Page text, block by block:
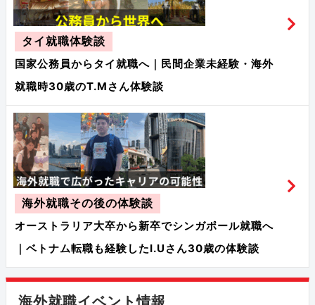
タイ就職体験談
国家公務員からタイ就職へ｜民間企業未経験・海外
就職時30歳のT.Mさん体験談
海外就職その後の体験談
オーストラリア大卒から新卒でシンガポール就職へ
｜ベトナム転職も経験したI.Uさん30歳の体験談
海外就職イベント情報